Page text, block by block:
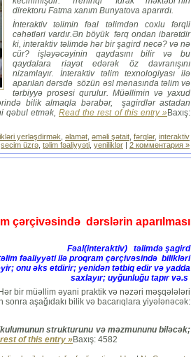
direktoru Fatma xanım Bunyatova aparırdı.
İnteraktiv təlimin fəal təlimdən coxlu fərqli
cəhətləri vardır.Ən böyük fərq ondan ibarətdir
ki, interaktiv təlimdə hər bir şagird necə? və nə
cür? işləyəcəyinin qaydasını bilir və bu
qaydalara riayət edərək öz davranışını
nizamlayır. İnteraktiv təlim texnologiyası ilə
aparılan dərsdə sözün əsl mənasında təlim və
tərbiyyə prosesi qurulur. Müəllimin və yaxud
bilik almaqla bərabər, şagirdlər astadan
qəbul etmək,Read the rest of this entry »Baxış:
yerləşdirmək əlamət əməli şətait fərqlər, interaktiv
secim üzrə təlim fəaliyyəti yeniliklər | 2 комментария »
çərçivəsində dərslərin aparılması
Fəal(interaktiv) təlimdə şagird
fəaliyyəti ilə proqram çərçivəsində bilikləri
onu əks etdirir; yenidən tətbiq edir və yadda
saxlayır; uyğunluğu tapır və.s
bir müəllim əyani praktik və nəzəri məşqələləri
sonra aşağıdakı bilik və bacarıqlara yiyələnəcək:
strukturunu və məzmununu biləcək;
of this entry »Baxış: 4582